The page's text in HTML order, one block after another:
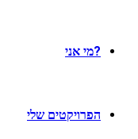
?מי אני
הפרויקטים שלי